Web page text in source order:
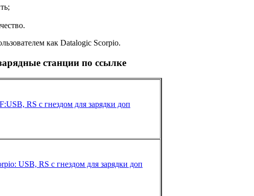
как Datalogic Scorpio.
станции по ссылке
RS с гнездом для зарядки доп
USB, RS с гнездом для зарядки доп